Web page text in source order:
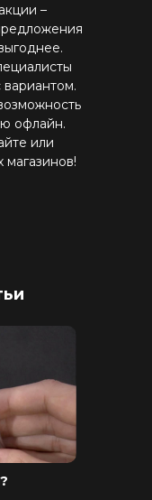
–
вариантом.
офлайн.
или